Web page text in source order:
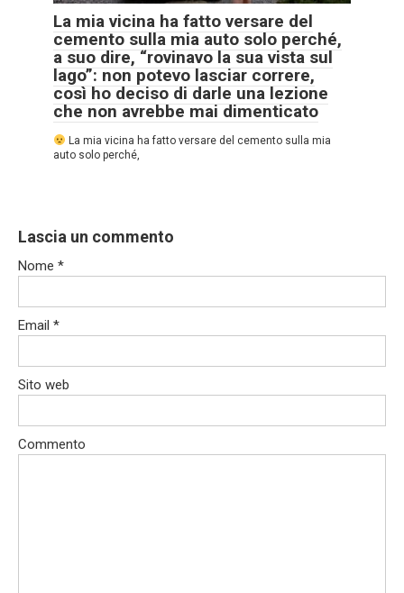
La mia vicina ha fatto versare del
cemento sulla mia auto solo perché,
a suo dire, “rovinavo la sua vista sul
lago”: non potevo lasciar correre,
così ho deciso di darle una lezione
che non avrebbe mai dimenticato
La mia vicina ha fatto versare del cemento sulla mia
auto solo perché,
Lascia un commento
Nome *
Email *
Sito web
Commento